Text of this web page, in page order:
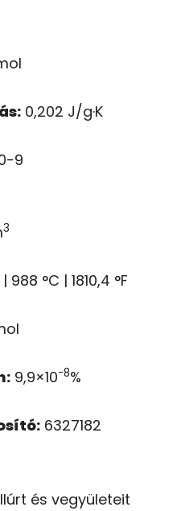
0,202 J/g·K
9
3
| 988 °C | 1810,4 °F
9,9×10-8%
6327182
és vegyületeit